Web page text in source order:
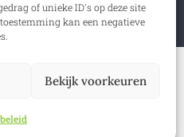
of unieke ID's op deze site
kan een negatieve
Bekijk voorkeuren